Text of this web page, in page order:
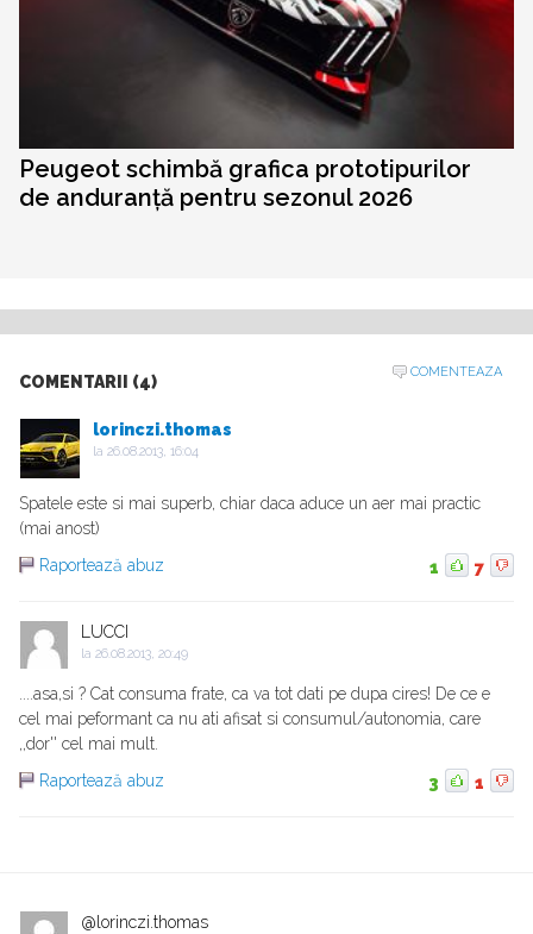
Peugeot schimbă grafica prototipurilor
de anduranță pentru sezonul 2026
COMENTARII (4)
COMENTEAZA
lorinczi.thomas
la 26.08.2013, 16:04
Spatele este si mai superb, chiar daca aduce un aer mai practic
(mai anost)
Raportează abuz
1 7
LUCCI
la 26.08.2013, 20:49
....asa,si ? Cat consuma frate, ca va tot dati pe dupa cires! De ce e
cel mai peformant ca nu ati afisat si consumul/autonomia, care
,,dor'' cel mai mult.
Raportează abuz
3 1
@lorinczi.thomas